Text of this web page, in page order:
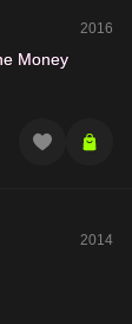
2016
Money
2014